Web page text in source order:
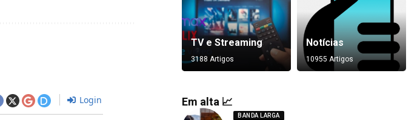
Login
TV e Streaming
3188 Artigos
Notícias
10955 Artigos
Em alta 📈
BANDA LARGA